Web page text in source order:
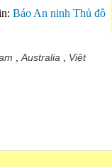
Báo An ninh Thủ đô
Australia
Việt